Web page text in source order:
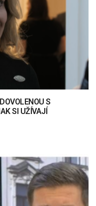
S
SI UŽÍVAJÍ